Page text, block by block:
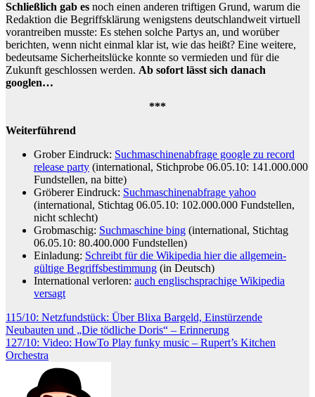
Schließlich gab es noch einen anderen triftigen Grund, warum die
Redaktion die Begriffsklärung wenigstens deutschlandweit virtuell
vorantreiben musste: Es stehen solche Partys an, und worüber
berichten, wenn nicht einmal klar ist, wie das heißt? Eine weitere,
bedeutsame Sicherheitslücke konnte so vermieden und für die
Zukunft geschlossen werden. Ab sofort lässt sich danach
googlen…
***
Weiterführend
Grober Eindruck: Suchmaschinenabfrage google zu record
release party (international, Stichprobe 06.05.10: 141.000.000
Fundstellen, na bitte)
Gröberer Eindruck: Suchmaschinenabfrage yahoo
(international, Stichtag 06.05.10: 102.000.000 Fundstellen,
nicht schlecht)
Grobmaschig: Suchmaschine bing (international, Stichtag
06.05.10: 80.400.000 Fundstellen)
Einladung: Schreibt für die Wikipedia hier die allgemein-
gültige Begriffsbestimmung (in Deutsch)
International verloren: auch englischsprachige Wikipedia
versagt
Beitragsnavigation
115/10: Netzfundstück: Über Blixa Bargeld, Einstürzende
Neubauten und „Die tödliche Doris“ – Erinnerung
127/10: Video: HowTo Play funky music – Rupert’s Kitchen
Orchestra